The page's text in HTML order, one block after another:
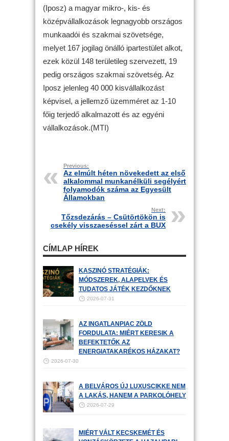
(Iposz) a magyar mikro-, kis- és
középvállalkozások legnagyobb országos
munkaadói és szakmai szövetsége,
melyet 167 jogilag önálló ipartestület alkot,
ezek közül 148 területileg szervezett, 19
pedig országos szakmai szövetség. Az
Iposz jelenleg 40 000 kisvállalkozást
képvisel, a jellemző üzemméret az 1-10
főig terjedő alkalmazott és az egyéni
vállalkozások.(MTI)
Previous:
Az elmúlt héten növekedett az első
alkalommal munkanélküli segélyért
folyamodók száma az Egyesült
Államokban
Next:
Tőzsdezárás – Csütörtökön is
csekély visszaeséssel zárt a BUX
CÍMLAP HÍREK
KASZINÓ STRATÉGIÁK:
MÓDSZEREK, ALAPELVEK ÉS
TUDATOS JÁTÉK KEZDŐKNEK
2026-07-31
AZ INGATLANPIAC ZÖLD
FORDULATA: MIÉRT KERESIK A
BEFEKTETŐK AZ
ENERGIATAKARÉKOS HÁZAKAT?
2026-07-30
A BELVÁROS ÚJ LUXUSCIKKE NEM
A LAKÁS, HANEM A PARKOLÓHELY
2026-07-29
MIÉRT VÁLT KECSKEMÉT ÉS